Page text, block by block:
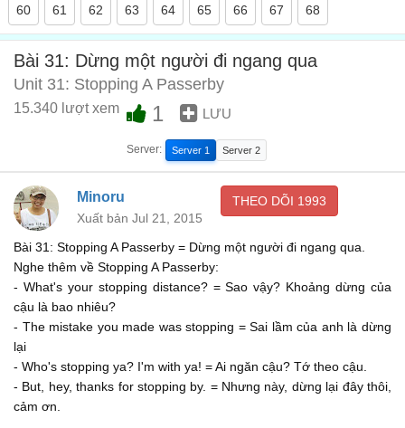
...do you know it?
Chắc chắn rồi. Anh muốn đi đâu?
Yes.I do
Tôi đang cố tìm đường về kháchsạn
...It's quite a long way away
Tôi ở khách sạn Four Seasons
00:37
I thought it might be
Anh có biết khách sạn đó không?
You have to walk back to the centre of city
Tôi có
00:42
...I can direct you but it's complicated
Nó ở cách đây khá xa đấy
Maybe I'd better catch a tax
Tôi cũng nghĩ thế
60 61 62 63 64 65 66 67 68
Bài 31: Dừng một người đi ngang qua
Unit 31: Stopping A Passerby
15.340 lượt xem 1 LƯU
Server: Server 1 Server 2
Minoru
Xuất bản Jul 21, 2015
THEO DÕI 1993
Bài 31: Stopping A Passerby = Dừng một người đi ngang qua.
Nghe thêm về Stopping A Passerby:
- What's your stopping distance? = Sao vậy? Khoảng dừng của
cậu là bao nhiêu?
- The mistake you made was stopping = Sai lầm của anh là dừng
lại
- Who's stopping ya? I'm with ya! = Ai ngăn cậu? Tớ theo cậu.
- But, hey, thanks for stopping by. = Nhưng này, dừng lại đây thôi,
cảm ơn.